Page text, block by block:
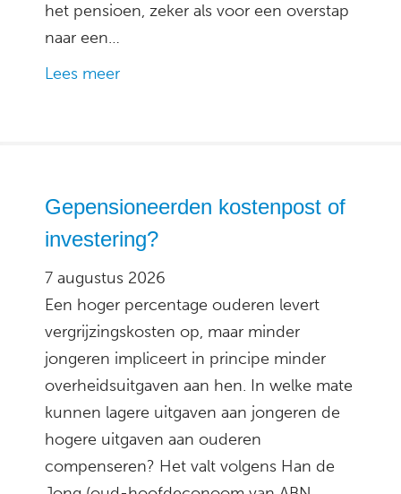
het pensioen, zeker als voor een overstap
naar een…
Lees meer
Gepensioneerden kostenpost of
investering?
7 augustus 2026
Een hoger percentage ouderen levert
vergrijzingskosten op, maar minder
jongeren impliceert in principe minder
overheidsuitgaven aan hen. In welke mate
kunnen lagere uitgaven aan jongeren de
hogere uitgaven aan ouderen
compenseren? Het valt volgens Han de